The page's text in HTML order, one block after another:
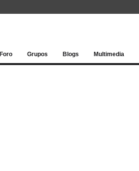
Foro Grupos Blogs Multimedia